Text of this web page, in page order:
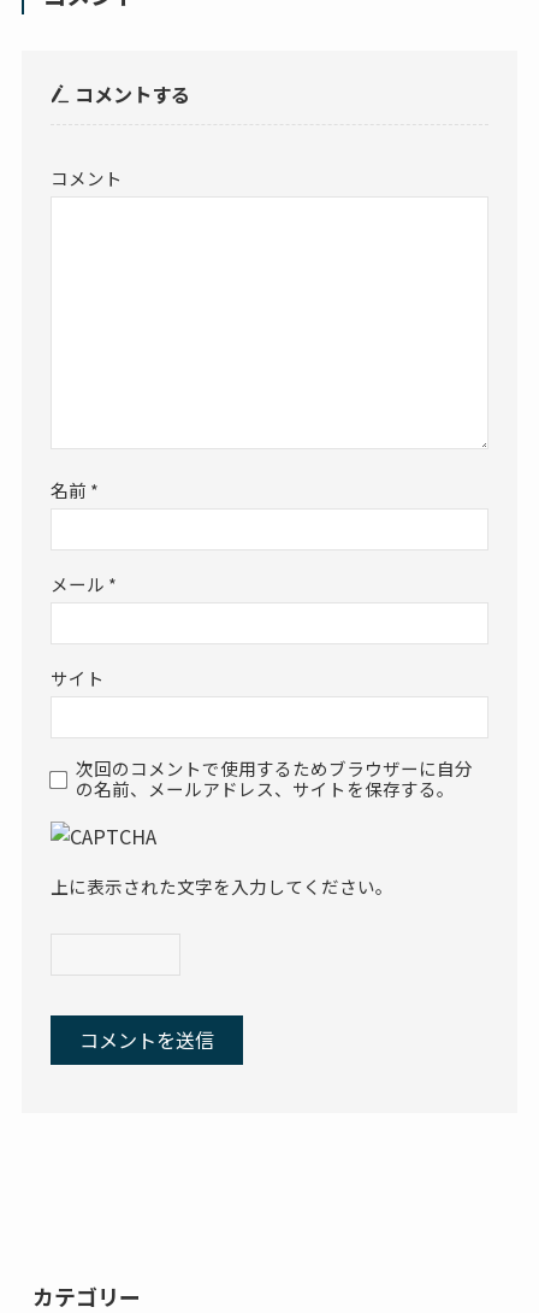
コメントする
コメント
名前 *
メール *
サイト
次回のコメントで使用するためブラウザーに自分
の名前、メールアドレス、サイトを保存する。
上に表示された文字を入力してください。
カテゴリー